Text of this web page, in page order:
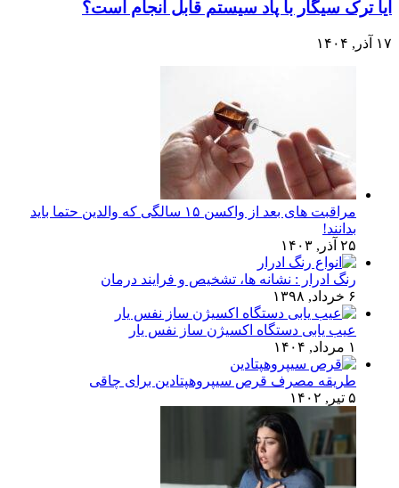
آیا ترک سیگار با پاد سیستم قابل انجام است؟
۱۷ آذر, ۱۴۰۴
مراقبت های بعد از واکسن ۱۵ سالگی که والدین حتما باید
بدانند!
۲۵ آذر, ۱۴۰۳
رنگ ادرار : نشانه ها، تشخیص و فرایند درمان
۶ خرداد, ۱۳۹۸
عیب یابی دستگاه اکسیژن ساز نفس یار
۱ مرداد, ۱۴۰۴
طریقه مصرف قرص سیپروهپتادین برای چاقی
۵ تیر, ۱۴۰۲